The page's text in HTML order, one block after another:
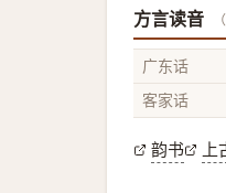
方言读音
广东话
客家话
韵书 上